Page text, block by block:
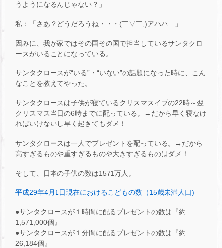
うようになるんじゃない？」
私：「さあ？どうだろうね・・・(￣▽￣;)アハハ…」
因みに、我が家ではその国その国で担当しているサンタクロ
ースがいることになっている。
サンタクロースが“いる”・“いない”の話題になった時に、こん
なことを教えてやった。
サンタクロースは子供が寝ているクリスマスイブの22時～翌
クリスマス当日の6時までに配っている。→だから早く寝なけ
ればいけないし早く起きてもダメ！
サンタクロースは一人でプレゼントを配っている。→だから
高すぎるものや重すぎるものや大きすぎるものはダメ！
そして、日本の子供の数は1571万人。
平成29年4月1日現在におけるこどもの数（15歳未満人口)
●サンタクロースが１時間に配るプレゼントの数は『約
1,571,000個』
●サンタクロースが１分間に配るプレゼントの数は『約
26,184個』